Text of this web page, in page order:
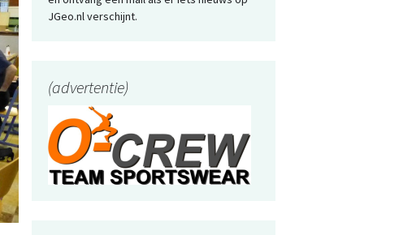
JGeo.nl verschijnt.
(advertentie)